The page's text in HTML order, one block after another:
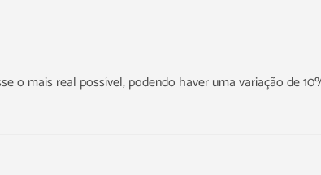
o mais real possível, podendo haver uma variação de